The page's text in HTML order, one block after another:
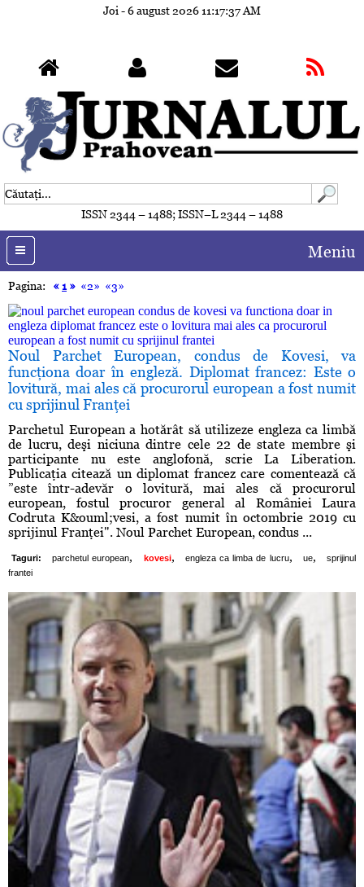
Joi - 6 august 202611:17:39 AM
ISSN 2344 – 1488; ISSN–L 2344 – 1488
Meniu
Pagina: «1» «2» «3»
Noul Parchet European, condus de Kovesi, va
funcţiona doar în engleză. Diplomat francez: Este o
lovitură, mai ales că procurorul european a fost numit
cu sprijinul Franţei
Parchetul European a hotărât să utilizeze engleza ca limbă
de lucru, deşi niciuna dintre cele 22 de state membre şi
participante nu este anglofonă, scrie La Liberation.
Publicaţia citează un diplomat francez care comentează că
”este într-adevăr o lovitură, mai ales că procurorul
european, fostul procuror general al României Laura
Codruta K&ouml;vesi, a fost numit în octombrie 2019 cu
sprijinul Franţei". Noul Parchet European, condus ...
Taguri: parchetul european, kovesi, engleza ca limba de lucru, ue,
sprijinul
frantei